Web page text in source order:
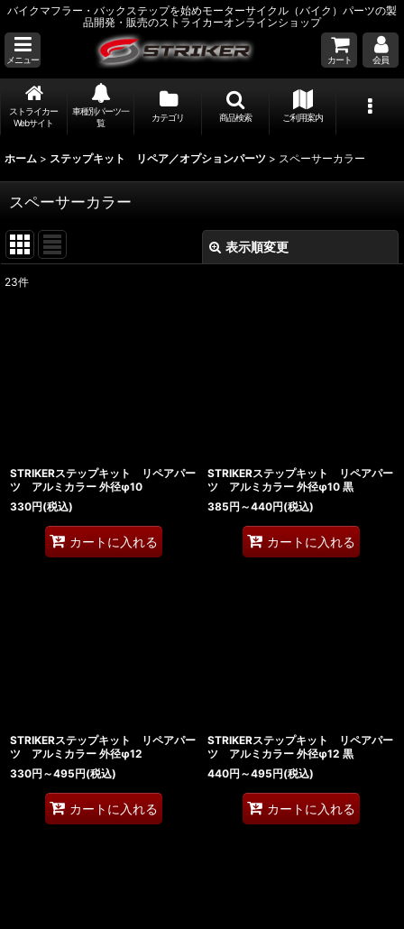
バイクマフラー・バックステップを始めモーターサイクル（バイク）パーツの製
品開発・販売のストライカーオンラインショップ
メニュー カート 会員
ストライカー
Webサイト
車種別パーツ一
覧
カテゴリ 商品検索 ご利用案内
ホーム > ステップキット リペア／オプションパーツ > スペーサーカラー
スペーサーカラー
表示順変更
23件
STRIKERステップキット リペアパー
ツ アルミカラー 外径φ10
330円(税込)
カートに入れる
STRIKERステップキット リペアパー
ツ アルミカラー 外径φ10 黒
385円 ～440円(税込)
カートに入れる
STRIKERステップキット リペアパー
ツ アルミカラー 外径φ12
330円 ～495円(税込)
カートに入れる
STRIKERステップキット リペアパー
ツ アルミカラー 外径φ12 黒
440円 ～495円(税込)
カートに入れる